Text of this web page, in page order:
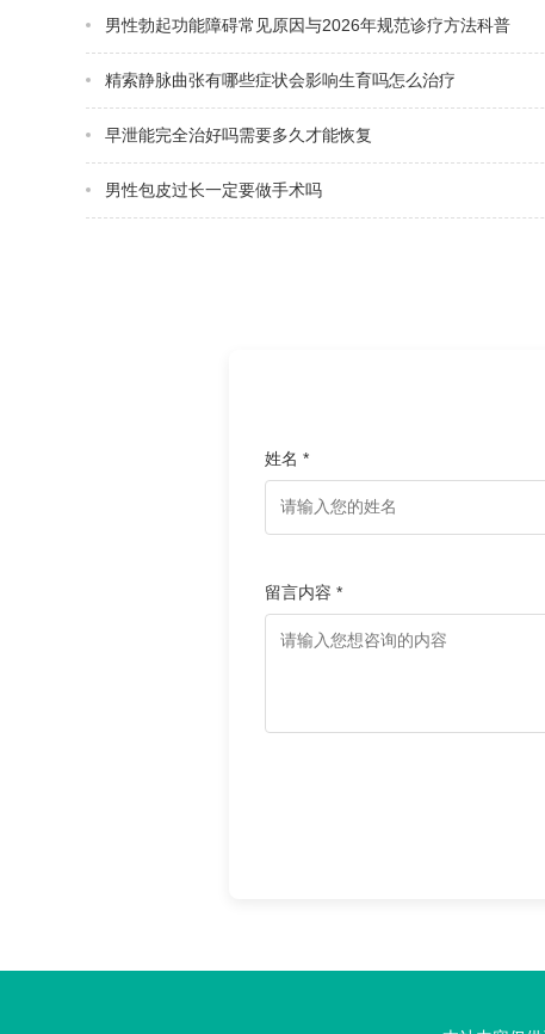
男性勃起功能障碍常见原因与2026年规范诊疗方法科普
精索静脉曲张有哪些症状会影响生育吗怎么治疗
早泄能完全治好吗需要多久才能恢复
男性包皮过长一定要做手术吗
姓名 *
留言内容 *